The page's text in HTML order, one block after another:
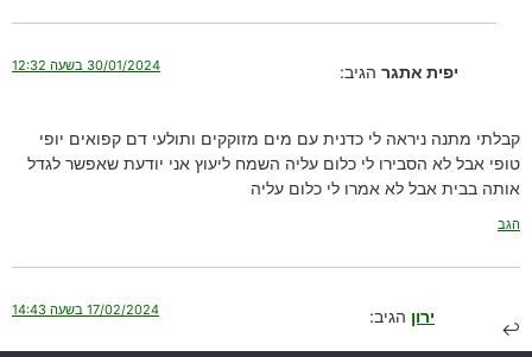
יפית אתגר הגיב: 30/01/2024 בשעה 12:32
קבלתי מתנה ניראה לי כדנית עם מים מזוקקים ותולעי דם קפואים יופי
טופי אבל לא הסבירו לי כלום עליה השמח ליעוץ אני יודעת שאפשר לגדל
אותה בבית אבל לא אמרו לי כלום עליה
הגב
ירון הגיב: 17/02/2024 בשעה 14:43